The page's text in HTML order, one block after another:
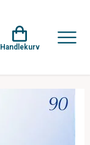
Handlekurv